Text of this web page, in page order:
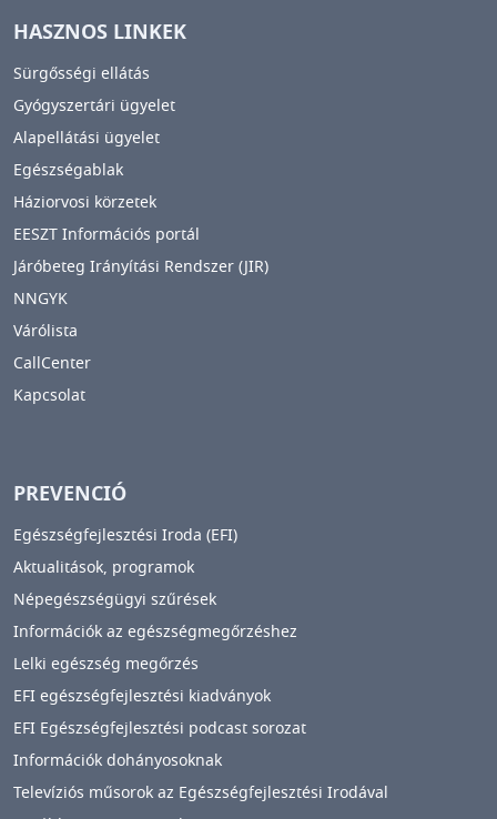
HASZNOS LINKEK
Sürgősségi ellátás
Gyógyszertári ügyelet
Alapellátási ügyelet
Egészségablak
Háziorvosi körzetek
EESZT Információs portál
Járóbeteg Irányítási Rendszer (JIR)
NNGYK
Várólista
CallCenter
Kapcsolat
PREVENCIÓ
Egészségfejlesztési Iroda (EFI)
Aktualitások, programok
Népegészségügyi szűrések
Információk az egészségmegőrzéshez
Lelki egészség megőrzés
EFI egészségfejlesztési kiadványok
EFI Egészségfejlesztési podcast sorozat
Információk dohányosoknak
Televíziós műsorok az Egészségfejlesztési Irodával